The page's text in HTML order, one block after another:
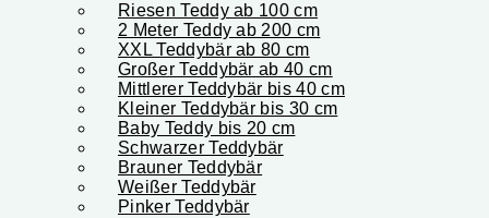
Riesen Teddy ab 100 cm
2 Meter Teddy ab 200 cm
XXL Teddybär ab 80 cm
Großer Teddybär ab 40 cm
Mittlerer Teddybär bis 40 cm
Kleiner Teddybär bis 30 cm
Baby Teddy bis 20 cm
Schwarzer Teddybär
Brauner Teddybär
Weißer Teddybär
Pinker Teddybär